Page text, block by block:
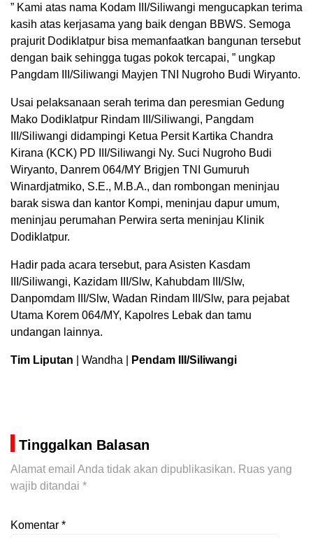
” Kami atas nama Kodam III/Siliwangi mengucapkan terima
kasih atas kerjasama yang baik dengan BBWS. Semoga
prajurit Dodiklatpur bisa memanfaatkan bangunan tersebut
dengan baik sehingga tugas pokok tercapai, ” ungkap
Pangdam III/Siliwangi Mayjen TNI Nugroho Budi Wiryanto.
Usai pelaksanaan serah terima dan peresmian Gedung
Mako Dodiklatpur Rindam III/Siliwangi, Pangdam
III/Siliwangi didampingi Ketua Persit Kartika Chandra
Kirana (KCK) PD III/Siliwangi Ny. Suci Nugroho Budi
Wiryanto, Danrem 064/MY Brigjen TNI Gumuruh
Winardjatmiko, S.E., M.B.A., dan rombongan meninjau
barak siswa dan kantor Kompi, meninjau dapur umum,
meninjau perumahan Perwira serta meninjau Klinik
Dodiklatpur.
Hadir pada acara tersebut, para Asisten Kasdam
III/Siliwangi, Kazidam III/Slw, Kahubdam III/Slw,
Danpomdam III/Slw, Wadan Rindam III/Slw, para pejabat
Utama Korem 064/MY, Kapolres Lebak dan tamu
undangan lainnya.
Tim Liputan | Wandha | Pendam III/Siliwangi
Tinggalkan Balasan
Alamat email Anda tidak akan dipublikasikan. Ruas yang
wajib ditandai *
Komentar *